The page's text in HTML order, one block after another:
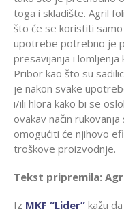
toga i skladište. Agril
što će se koristiti
upotrebe potrebno je
presavijanja i lomljenja
Pribor kao što su
je nakon svake
i/ili hlora kako bi se
ovakav način
omogućiti će njihovo
troškove proizvodnje.
Tekst pripremila:
Iz MKF “Lider” kažu